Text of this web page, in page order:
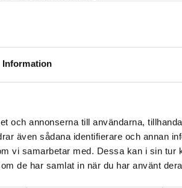
Information
och annonserna till användarna,
även sådana identifierare och annan
vi samarbetar med. Dessa kan i sin tur
de har samlat in när du har använt
PEL100 IRD-server
motor
övertonsguiden 2024
DELA
/ SERVICE